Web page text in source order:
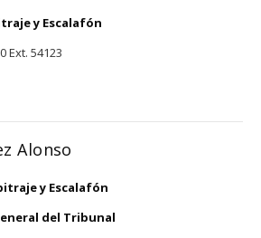
y Escalafón
Ext. 54123
KARINA FERNÁNDEZ ARELLANO
Alonso
y Escalafón
del Tribunal